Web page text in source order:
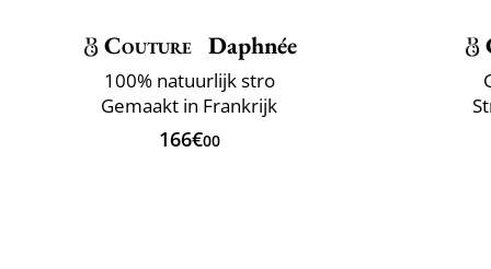
Couture Daphnée
100% natuurlijk stro
Gemaakt in Frankrijk
166€00